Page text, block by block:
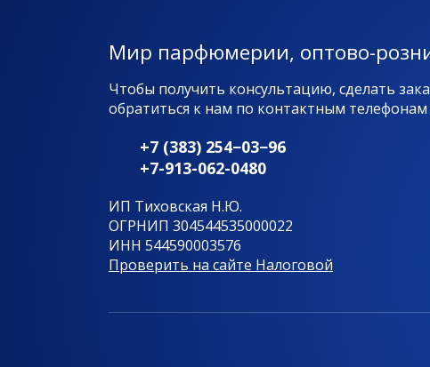
Мир парфюмерии, оптово-
Чтобы получить консультацию, сделать
обратиться к нам по контактным телефонам
+7 (383) 254−03−96
+7-913-062-0480
ИП Тиховская Н.Ю.
ОГРНИП 304544535000022
ИНН 544590003576
Проверить на сайте Налоговой